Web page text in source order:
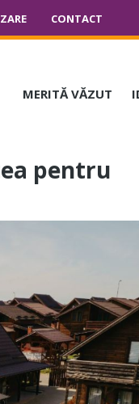
CONTACT
MERITĂ VĂZUT
pentru